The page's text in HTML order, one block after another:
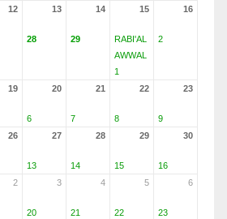
12 13
28
14
29
15
RABI'AL
AWWAL
1
16
2
19 20
6
21
7
22
8
23
9
26 27
13
28
14
29
15
30
16
2 3
20
4
21
5
22
6
23